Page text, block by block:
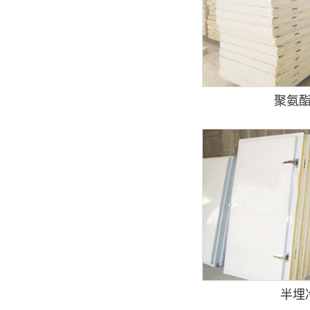
聚氨
半埋